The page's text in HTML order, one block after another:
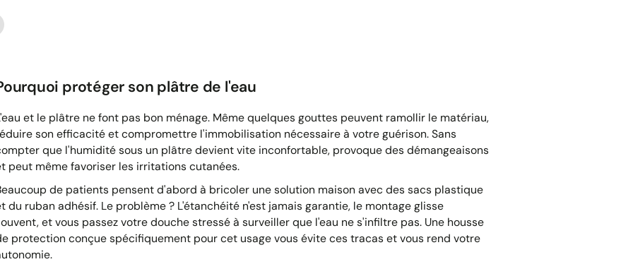
protéger son plâtre de l'eau
et le plâtre ne font pas bon ménage. Même quelques gouttes peuvent ramollir le matériau,
son efficacité et compromettre l'immobilisation nécessaire à votre guérison. Sans
que l'humidité sous un plâtre devient vite inconfortable, provoque des démangeaisons
peut même favoriser les irritations cutanées.
de patients pensent d'abord à bricoler une solution maison avec des sacs plastique
du ruban adhésif. Le problème ? L'étanchéité n'est jamais garantie, le montage glisse
et vous passez votre douche stressé à surveiller que l'eau ne s'infiltre pas. Une housse
protection conçue spécifiquement pour cet usage vous évite ces tracas et vous rend votre